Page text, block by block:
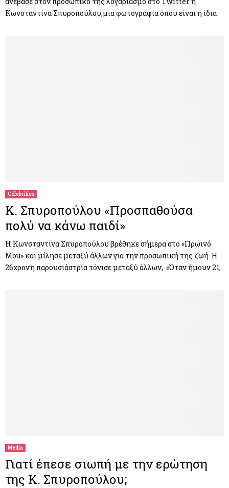
Κωνσταντίνα Σπυροπούλου,μια φωτογραφία όπου είναι η ίδια
Celebrities
Κ. Σπυροπούλου «Προσπαθούσα
πολύ να κάνω παιδί»
Η Κωνσταντίνα Σπυροπούλου βρέθηκε σήμερα στο «Πρωινό
Mou» και μίλησε μεταξύ άλλων για την προσωπική της ζωή. Η
26χρονη παρουσιάστρια τόνισε μεταξύ άλλων, «Όταν ήμουν 21,
Media
Γιατί έπεσε σιωπή με την ερώτηση
της Κ. Σπυροπούλου;